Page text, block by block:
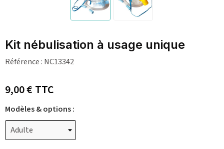
Kit nébulisation à usage unique
Référence : NC13342
9,00 €TTC
Modèles & options :